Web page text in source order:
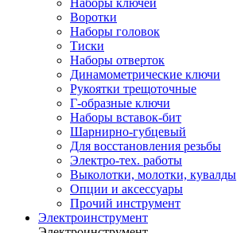
Наборы ключей
Воротки
Наборы головок
Тиски
Наборы отверток
Динамометрические ключи
Рукоятки трещоточные
Г-образные ключи
Наборы вставок-бит
Шарнирно-губцевый
Для восстановления резьбы
Электро-тех. работы
Выколотки, молотки, кувалды
Опции и аксессуары
Прочий инструмент
Электроинструмент